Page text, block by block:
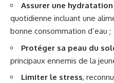
Assurer une
quotidienne incluant une
bonne consommation d’eau ;
Protéger sa peau du
principaux ennemis de la
Limiter le stress,